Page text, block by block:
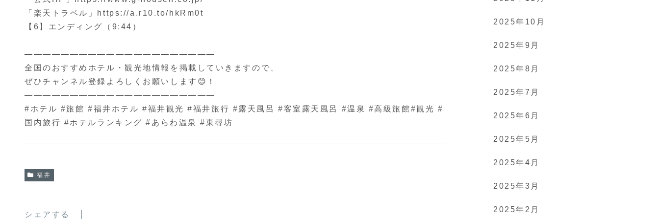
「楽天トラベル」https://a.r10.to/hkRm0t
【6】エンディング（9:44）
—————————————————————
全国のおすすめホテル・観光地情報を掲載していきますので、
ぜひチャンネル登録よろしくお願いします😊！
—————————————————————
#ホテル #旅館 #福井ホテル #福井観光 #福井旅行 #露天風呂 #客室露天風呂 #温泉 #高級旅館#観光 #
国内旅行 #ホテルランキング #あらわ温泉 #東尋坊
福井
シェアする
2025年10月
2025年9月
2025年8月
2025年7月
2025年6月
2025年5月
2025年4月
2025年3月
2025年2月